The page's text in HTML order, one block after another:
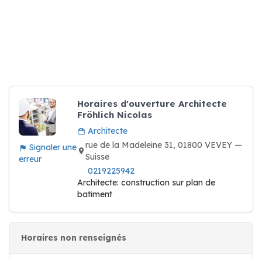
Signaler une
erreur
Horaires d'ouverture Architecte
Fröhlich Nicolas
Architecte
rue de la Madeleine 31, 01800 VEVEY —
Suisse
0219225942
Architecte: construction sur plan de
batiment
Horaires non renseignés